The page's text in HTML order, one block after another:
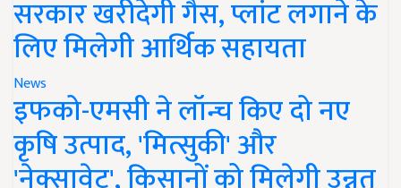
सरकार खरीदेगी गैस, प्लांट लगाने के
लिए मिलेगी आर्थिक सहायता
News
इफको-एमसी ने लॉन्च किए दो नए
कृषि उत्पाद, 'मित्सुकी' और